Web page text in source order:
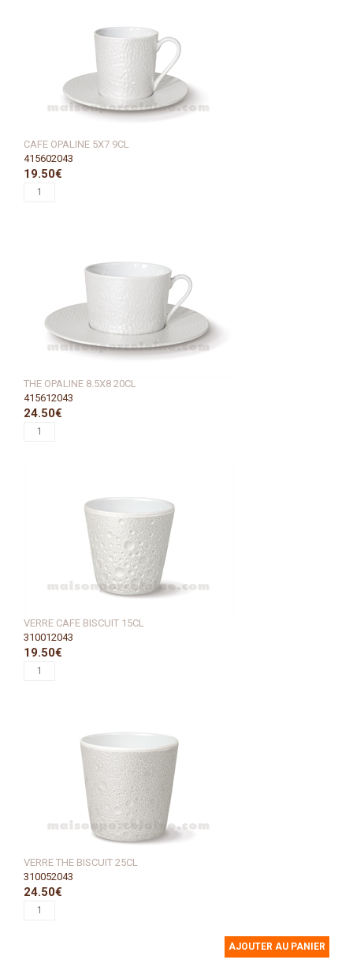
CAFE OPALINE 5X7 9CL
415602043
19.50€
THE OPALINE 8.5X8 20CL
415612043
24.50€
VERRE CAFE BISCUIT 15CL
310012043
19.50€
VERRE THE BISCUIT 25CL
310052043
24.50€
AJOUTER AU PANIER